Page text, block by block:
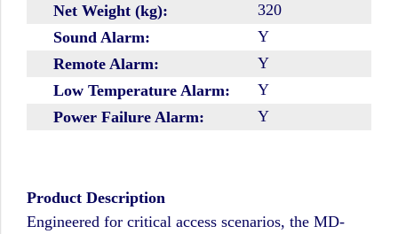
Net Weight (kg):
320
Sound Alarm:
Y
Remote Alarm:
Y
Low Temperature Alarm:
Y
Power Failure Alarm:
Y
Product Description
Engineered for critical access scenarios, the MD-